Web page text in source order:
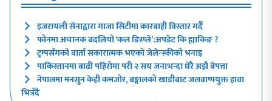
इजरायली सेनाद्वारा गाजा सिटीमा कारबाही विस्तार गर्दै
फोनमा अचानक बदलियो ‘कल डिस्प्ले’:अपडेट कि ह्याकिङ ?
ट्रम्पसँगको वार्ता सकारात्मक भएको जेलेन्स्कीको भनाइ
पाकिस्तानमा बाढी पहिरोमा परी २ सय जनाभन्दा धेरै अझै बेपत्ता
नेपालमा मनसुन केही कमजोर, बङ्गालको खाडीबाट जलवाष्पयुक्त हावा
भित्रँदै